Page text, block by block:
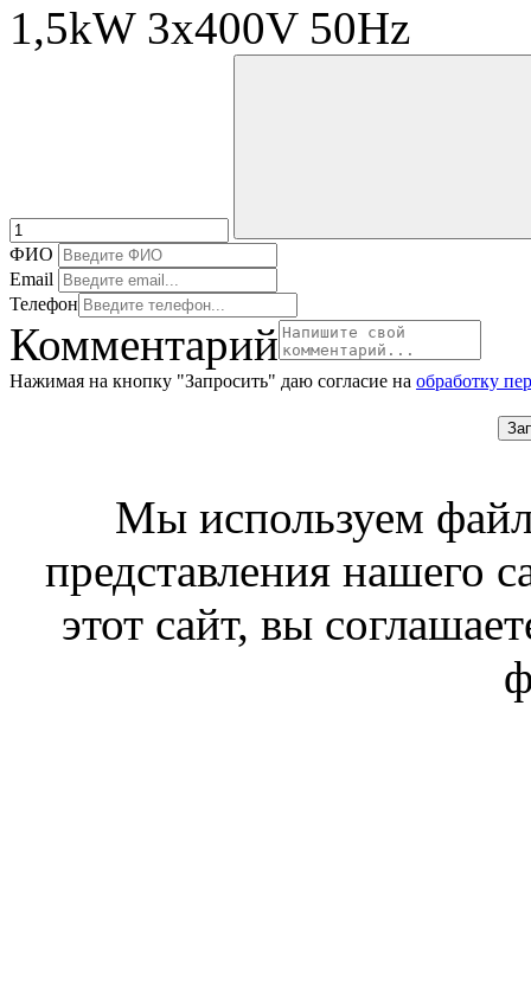
1,5kW 3x400V 50Hz
ФИО
Email
Телефон
Комментарий
Нажимая на кнопку "Запросить" даю согласие на обработку
Мы используем
представления нашего
этот сайт, вы